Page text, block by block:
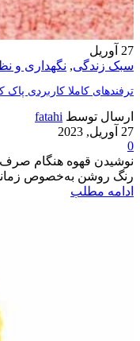
27 آوریل
سبک زندگی, نگهداری و
ترفندهای کاملا کاربردی
ارسال توسط fatahi
27 آوریل, 2023
0
نوشیدن قهوه هنگام
رنگ روشن به‌خصوص
ادامه مطلب